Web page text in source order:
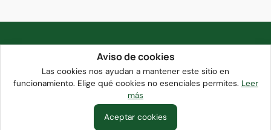
Safariculinary
Tulum-based culinary destination showcasing
Aviso de cookies
Las cookies nos ayudan a mantener este sitio en
funcionamiento. Elige qué cookies no esenciales permites. Leer
más
Aceptar cookies